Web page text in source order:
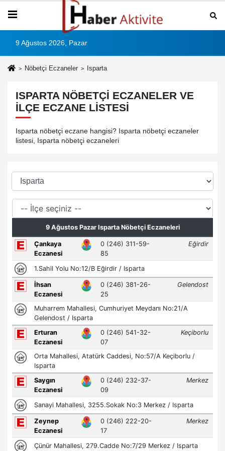
9 Ağustos 2026, Pazar
Nöbetçi Eczaneler Isparta
ISPARTA NÖBETÇI ECZANELER VE
İLÇE ECZANE LISTESI
Isparta nöbetçi eczane hangisi? Isparta nöbetçi eczaneler
listesi, Isparta nöbetçi eczaneleri